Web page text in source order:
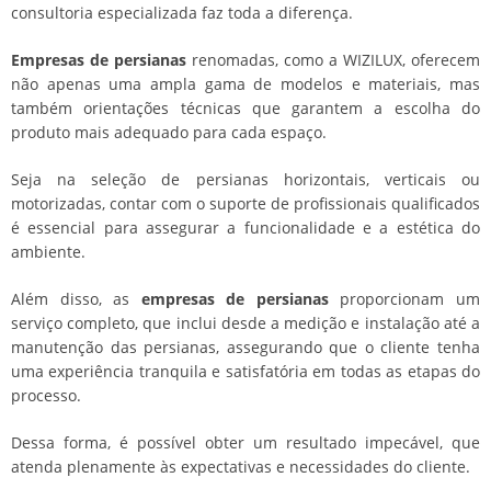
consultoria especializada faz toda a diferença.
Empresas de persianas renomadas, como a WIZILUX, oferecem
não apenas uma ampla gama de modelos e materiais, mas
também orientações técnicas que garantem a escolha do
produto mais adequado para cada espaço.
Seja na seleção de persianas horizontais, verticais ou
motorizadas, contar com o suporte de profissionais qualificados
é essencial para assegurar a funcionalidade e a estética do
ambiente.
Além disso, as empresas de persianasproporcionam um
serviço completo, que inclui desde a medição e instalação até a
manutenção das persianas, assegurando que o cliente tenha
uma experiência tranquila e satisfatória em todas as etapas do
processo.
Dessa forma, é possível obter um resultado impecável, que
atenda plenamente às expectativas e necessidades do cliente.